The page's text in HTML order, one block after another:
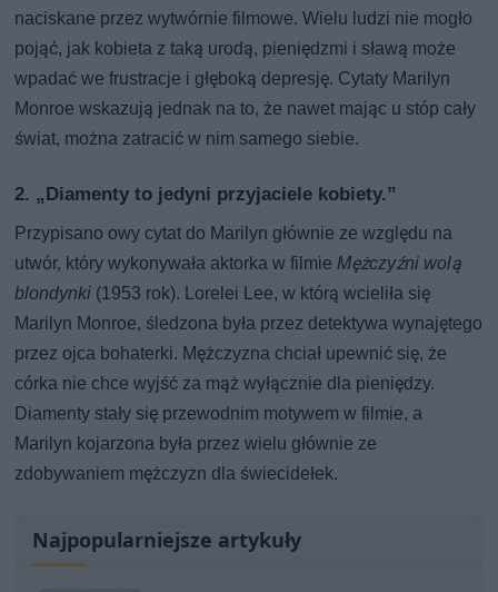
naciskane przez wytwórnie filmowe. Wielu ludzi nie mogło
pojąć, jak kobieta z taką urodą, pieniędzmi i sławą może
wpadać we frustracje i głęboką depresję. Cytaty Marilyn
Monroe wskazują jednak na to, że nawet mając u stóp cały
świat, można zatracić w nim samego siebie.
2. „Diamenty to jedyni przyjaciele kobiety.”
Przypisano owy cytat do Marilyn głównie ze względu na
utwór, który wykonywała aktorka w filmie Mężczyźni wolą
blondynki (1953 rok). Lorelei Lee, w którą wcieliła się
Marilyn Monroe, śledzona była przez detektywa wynajętego
przez ojca bohaterki. Mężczyzna chciał upewnić się, że
córka nie chce wyjść za mąż wyłącznie dla pieniędzy.
Diamenty stały się przewodnim motywem w filmie, a
Marilyn kojarzona była przez wielu głównie ze
zdobywaniem mężczyzn dla świecidełek.
Najpopularniejsze artykuły